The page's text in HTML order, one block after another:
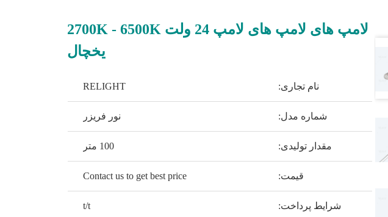
لامپ های لامپ های لامپ 24 ولت 2700K - 6500K
یخچال
نام تجاری: RELIGHT
شماره مدل: نور فریزر
مقدار تولیدی: 100 متر
قیمت: Contact us to get best price
شرایط پرداخت: t/t